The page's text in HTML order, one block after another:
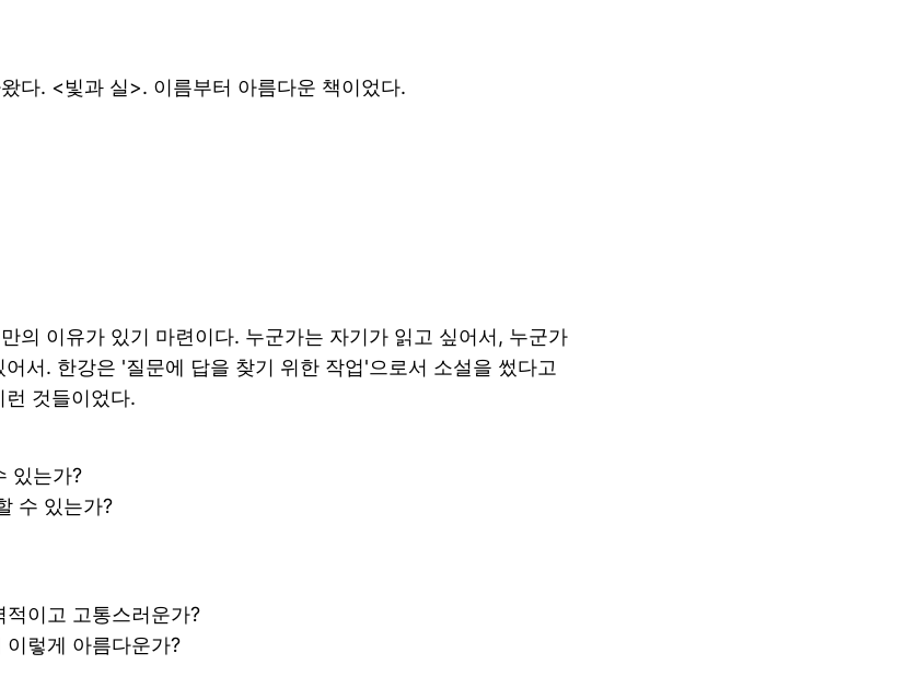
다. <빛과 실>. 이름부터 아름다운 책이었다.
의 이유가 있기 마련이다. 누군가는 자기가 읽고 싶어서, 누군가
서. 한강은 '질문에 답을 찾기 위한 작업'으로서 소설을 썼다고
것들이었다.
있는가?
수 있는가?
이고 고통스러운가?
렇게 아름다운가?